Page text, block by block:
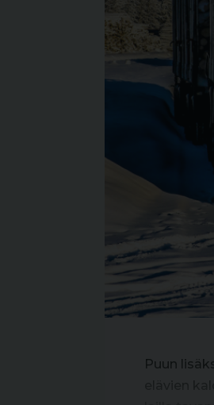
Puun